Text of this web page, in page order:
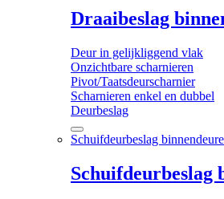
Draaibeslag
Deur in gelijkliggend vlak
Onzichtbare scharnieren
Pivot/Taatsdeurscharnier
Scharnieren enkel en dubbel
Deurbeslag
Schuifdeurbeslag
Schuifdeurbeslag